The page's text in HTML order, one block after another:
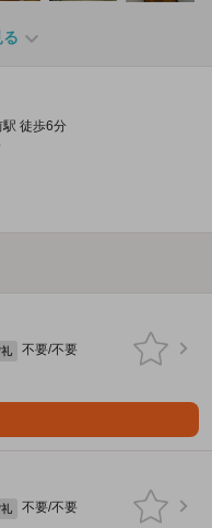
徒歩6分
不要/不要
不要/不要